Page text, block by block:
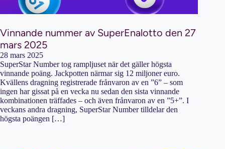
Vinnande nummer av SuperEnalotto den 27
mars 2025
28 mars 2025
SuperStar Number tog rampljuset när det gäller högsta
vinnande poäng. Jackpotten närmar sig 12 miljoner euro.
Kvällens dragning registrerade frånvaron av en ”6” – som
ingen har gissat på en vecka nu sedan den sista vinnande
kombinationen träffades – och även frånvaron av en ”5+”. I
veckans andra dragning, SuperStar Number tilldelar den
högsta poängen […]